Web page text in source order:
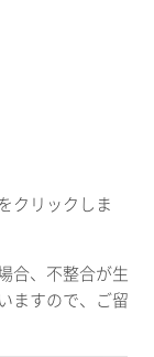
クリックしま
合、不整合が生
ますので、ご留